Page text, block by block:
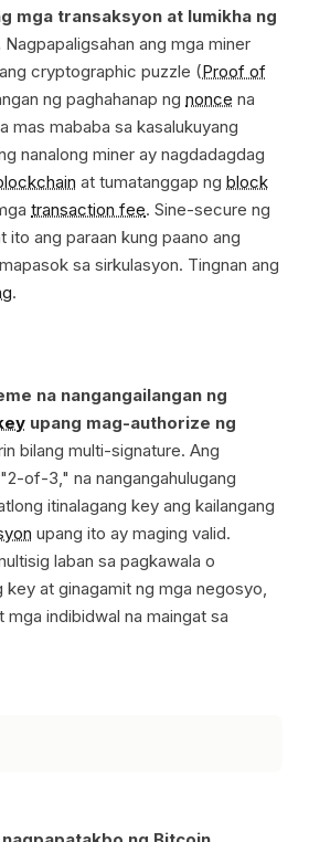
mga transaksyon at lumikha ng
Nagpapaligsahan ang mga miner
cryptographic puzzle (Proof of
ng paghahanap ng nonce na
mas mababa sa kasalukuyang
nanalong miner ay nagdadagdag
at tumatanggap ng block
transaction fee. Sine-secure ng
ito ang paraan kung paano ang
sa sirkulasyon. Tingnan ang
.
na nangangailangan ng
upang mag-authorize ng
bilang multi-signature. Ang
of-3," na nangangahulugang
itinalagang key ang kailangang
upang ito ay maging valid.
laban sa pagkawala o
key at ginagamit ng mga negosyo,
indibidwal na maingat sa